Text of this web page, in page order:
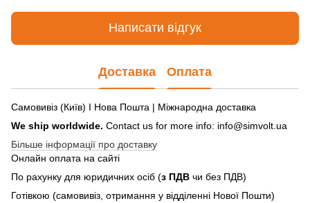
Написати відгук
Доставка Оплата
Самовивіз (Київ) І Нова Пошта | Міжнародна доставка
We ship worldwide. Contact us for more info: info@simvolt.ua
Більше інформації про доставку
Онлайн оплата на сайті
По рахунку для юридичних осіб (з ПДВ чи без ПДВ)
Готівкою (самовивіз, отримання у відділенні Нової Пошти)